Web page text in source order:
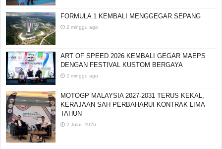
FORMULA 1 KEMBALI MENGGEGAR SEPANG
2 minggu ago
ART OF SPEED 2026 KEMBALI GEGAR MAEPS
DENGAN FESTIVAL KUSTOM BERGAYA
2 minggu ago
MOTOGP MALAYSIA 2027-2031 TERUS KEKAL,
KERAJAAN SAH PERBAHARUI KONTRAK LIMA
TAHUN
2 Julai, 2026